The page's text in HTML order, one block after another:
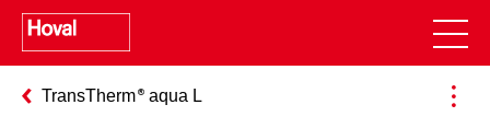
TransTherm aqua L